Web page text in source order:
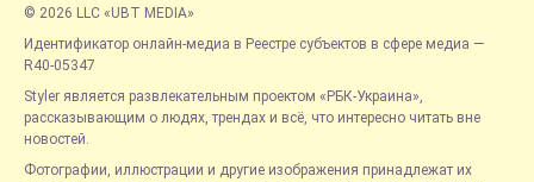
© 2026 LLC «UBT MEDIA»
Идентификатор онлайн-медиа в Реестре субъектов в сфере медиа —
R40-05347
Styler является развлекательным проектом «РБК-Украина»,
рассказывающим о людях, трендах и всё, что интересно читать вне
новостей.
Фотографии, иллюстрации и другие изображения принадлежат их